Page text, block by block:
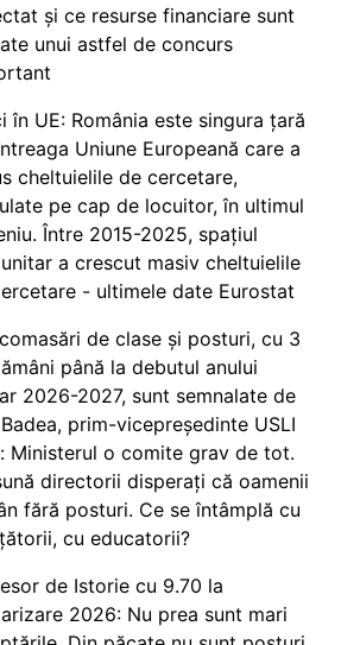
și ce resurse financiare sunt
unui astfel de concurs
în UE: România este singura țară
Uniune Europeană care a
cheltuielile de cercetare,
pe cap de locuitor, în ultimul
Între 2015-2025, spațiul
a crescut masiv cheltuielile
- ultimele date Eurostat
de clase și posturi, cu 3
până la debutul anului
2026-2027, sunt semnalate de
prim-vicepreședinte USLI
Ministerul o comite grav de tot.
directorii disperați că oamenii
fără posturi. Ce se întâmplă cu
cu educatorii?
de Istorie cu 9.70 la
2026: Nu prea sunt mari